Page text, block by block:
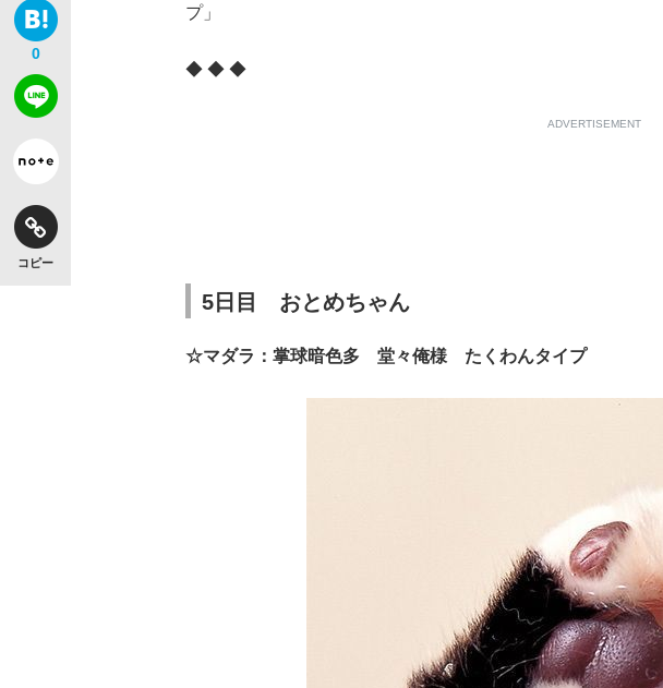
「敗因分析は一切聞かれなかった」侍ジャパン選手が証言した“NPB聞
「目標達成できなかったからと言って…」サッカー日本代表・森保一
キングの誕生を、目撃せよ。
0
コピー
プ」
◆ ◆ ◆
ADVERTISEMENT
5日目 おとめちゃん
☆マダラ：掌球暗色多 堂々俺様 たくわんタイプ